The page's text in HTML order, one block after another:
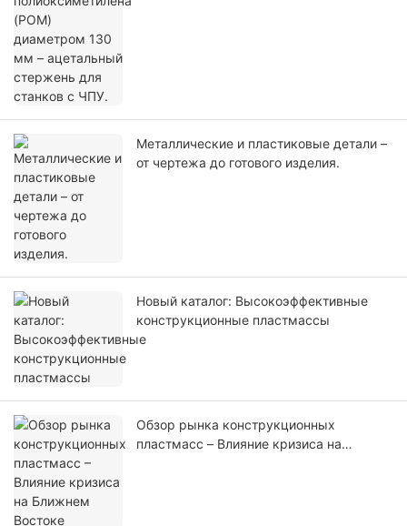
Металлические и пластиковые детали –
от чертежа до готового изделия.
Новый каталог: Высокоэффективные
конструкционные пластмассы
Обзор рынка конструкционных
пластмасс – Влияние кризиса на